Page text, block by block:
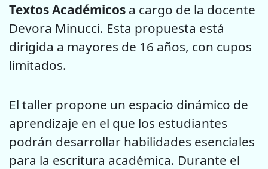
Textos Académicos a cargo de la docente
Devora Minucci. Esta propuesta está
dirigida a mayores de 16 años, con cupos
limitados.
El taller propone un espacio dinámico de
aprendizaje en el que los estudiantes
podrán desarrollar habilidades esenciales
para la escritura académica. Durante el